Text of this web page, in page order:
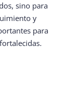
sino para
y
para